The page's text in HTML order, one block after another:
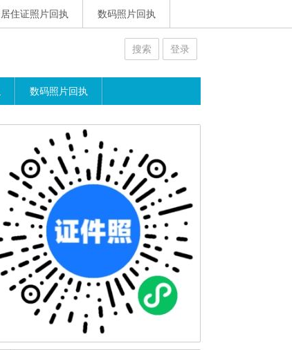
居住证照片回执 数码照片回执
搜索 登录
数码照片回执